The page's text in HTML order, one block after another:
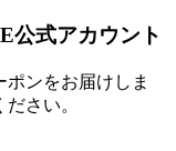
公式アカウント
ンをお届けしま
さい。